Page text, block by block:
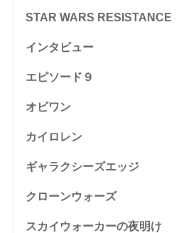
STAR WARS RESISTANCE
インタビュー
エピソード９
オビワン
カイロレン
ギャラクシーズエッジ
クローンウォーズ
スカイウォーカーの夜明け